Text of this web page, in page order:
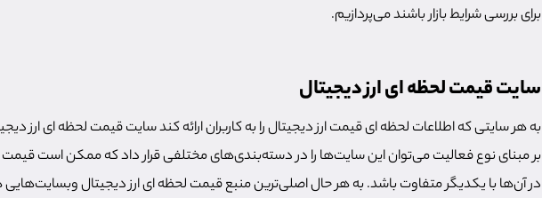
برای بررسی شرایط بازار باشند می‌پردازیم.
سایت قیمت لحظه ای ارز دیجیتال
به هر سایتی که اطلاعات لحظه ای قیمت ارز دیجیتال را به کاربران ارائه کند سایت قیمت لحظه ای ارز
بر مبنای نوع فعالیت می‌توان این سایت‌ها را در دسته‌بندی‌های مختلفی قرار داد که ممکن است قیمت
در آن‌ها با یکدیگر متفاوت باشد. به هر حال اصلی‌ترین منبع قیمت لحظه ای ارز دیجیتال